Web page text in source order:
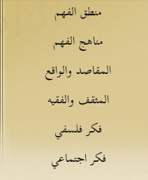
منطق الفهم
مناهج الفهم
المقاصد والواقع
المثقف والفقيه
فكر فلسفي
فكر اجتماعي